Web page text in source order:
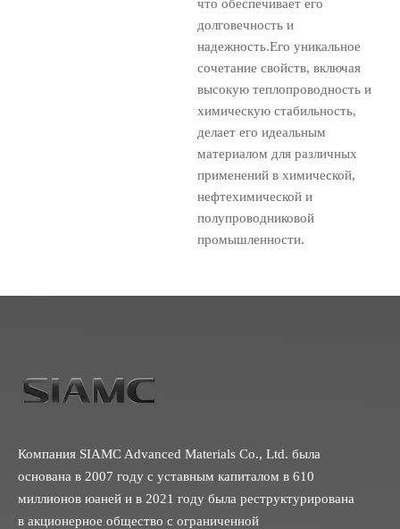
что обеспечивает его
долговечность и
надежность.Его уникальное
сочетание свойств, включая
высокую теплопроводность и
химическую стабильность,
делает его идеальным
материалом для различных
применений в химической,
нефтехимической и
полупроводниковой
промышленности.
Компания SIAMC Advanced Materials Co., Ltd. была
основана в 2007 году с уставным капиталом в 610
миллионов юаней и в 2021 году была реструктурирована
в акционерное общество с ограниченной